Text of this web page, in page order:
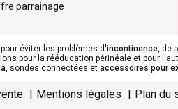
parrainage
pour éviter les problèmes d'incontinence, de
pour la rééducation périnéale et pour
, sondes connectées et accessoires pour
Mentions légales Plan du
la conformité avec les